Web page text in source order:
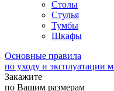
Столы
Стулья
Тумбы
Шкафы
Основные правила
по уходу и эксплуатации
Закажите
по Вашим размерам